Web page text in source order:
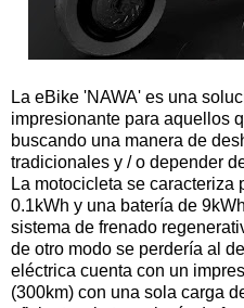
La eBike 'NAWA' es una
impresionante para aquellos
buscando una manera de
tradicionales y / o depender
La motocicleta se caracteriza
0.1kWh y una batería de
sistema de frenado
de otro modo se perdería al
eléctrica cuenta con un
(300km) con una sola carga